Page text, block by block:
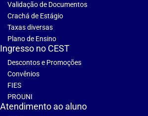
Validação de Documentos
Crachá de Estágio
Taxas diversas
Plano de Ensino
Ingresso no CEST
Descontos e Promoções
Convênios
FIES
PROUNI
Atendimento ao aluno